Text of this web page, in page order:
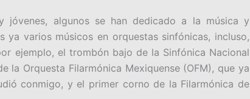
jóvenes, algunos se han dedicado a la música y
ya varios músicos en orquestas sinfónicas, incluso,
ejemplo, el trombón bajo de la Sinfónica Nacional
la Orquesta Filarmónica Mexiquense (OFM), que ya
conmigo, y el primer corno de la Filarmónica de